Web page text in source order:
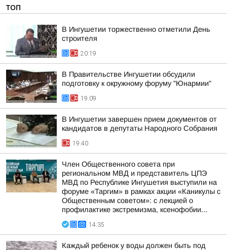
ТОП
В Ингушетии торжественно отметили День
строителя
20:19
В Правительстве Ингушетии обсудили
подготовку к окружному форуму "Юнармии"
19:09
В Ингушетии завершен прием документов от
кандидатов в депутаты Народного Собрания
19:40
Член Общественного совета при
региональном МВД и представитель ЦПЭ
МВД по Республике Ингушетия выступили на
форуме «Таргим» в рамках акции «Каникулы с
Общественным советом»: с лекцией о
профилактике экстремизма, ксенофобии...
14:35
Каждый ребенок у воды должен быть под